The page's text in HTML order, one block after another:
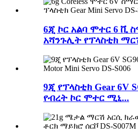
6ጂ ኮር አልባ ሞተር 6 ቪ
አሻንጉሊት የፕላስቲክ
9ጂ የፕላስቲክ Gear 6V
የብረት ኮር ሞተር ሚኒ...